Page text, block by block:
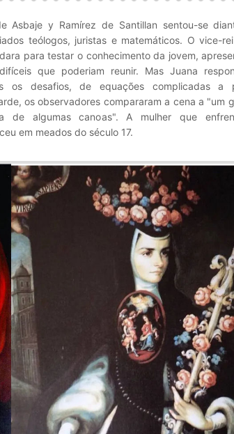
Asbaje y Ramírez de Santillan sentou-se
teólogos, juristas e matemáticos. O vice-
para testar o conhecimento da jovem,
que poderiam reunir. Mas Juana
os desafios, de equações complicadas a
os observadores compararam a cena a "um
de algumas canoas". A mulher que
em meados do século 17.